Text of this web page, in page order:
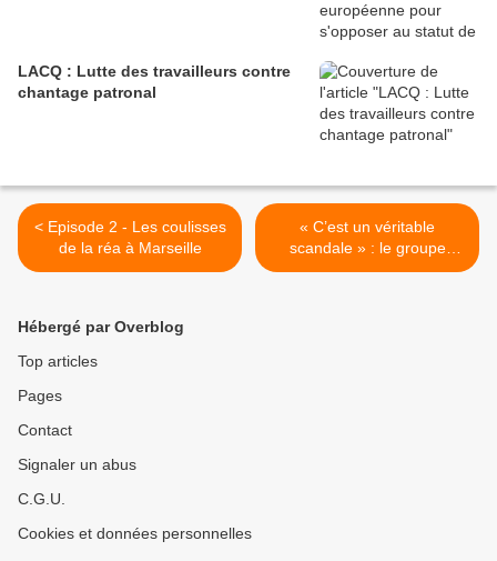
LACQ : Lutte des travailleurs contre
chantage patronal
< Episode 2 - Les coulisses
de la réa à Marseille
« C’est un véritable
scandale » : le groupe
Carrefour place ses salariés
Hébergé par Overblog
Top articles
Pages
Contact
Signaler un abus
C.G.U.
Cookies et données personnelles